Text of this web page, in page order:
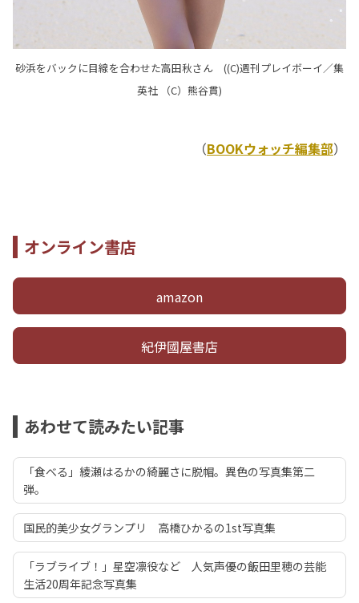
砂浜をバックに目線を合わせた高田秋さん ((C)週刊プレイボーイ／集
英社 （C）熊谷貫)
（BOOKウォッチ編集部）
オンライン書店
amazon
紀伊國屋書店
あわせて読みたい記事
「食べる」綾瀬はるかの綺麗さに脱帽。異色の写真集第二
弾。
国民的美少女グランプリ 高橋ひかるの1st写真集
「ラブライブ！」星空凛役など 人気声優の飯田里穂の芸能
生活20周年記念写真集